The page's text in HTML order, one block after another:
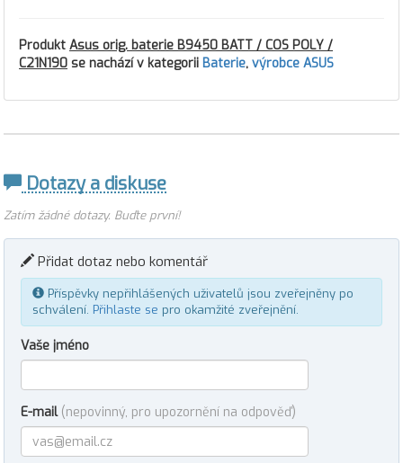
Produkt Asus orig. baterie B9450 BATT / COS POLY /
C21N190 se nachází v kategorii Baterie, výrobce ASUS
Dotazy a diskuse
Zatím žádné dotazy. Buďte první!
Přidat dotaz nebo komentář
Příspěvky nepřihlášených uživatelů jsou zveřejněny po
schválení. Přihlaste se pro okamžité zveřejnění.
Vaše jméno
E-mail (nepovinný, pro upozornění na odpověď)